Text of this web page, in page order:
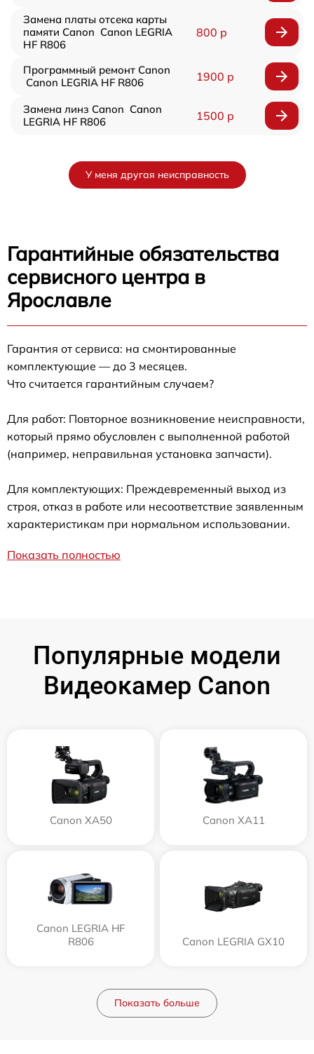
Замена платы отсека карты
памяти Canon Canon LEGRIA
HF R806
800 р
Программный ремонт Canon
Canon LEGRIA HF R806
1900 р
Замена линз Canon Canon
LEGRIA HF R806
1500 р
У меня другая неисправность
Гарантийные обязательства
сервисного центра в
Ярославле
Гарантия от сервиса: на смонтированные
комплектующие — до 3 месяцев.
Что считается гарантийным случаем?
Для работ: Повторное возникновение неисправности,
который прямо обусловлен с выполненной работой
(например, неправильная установка запчасти).
Для комплектующих: Преждевременный выход из
строя, отказ в работе или несоответствие заявленным
характеристикам при нормальном использовании.
Показать полностью
Популярные модели
Видеокамер Canon
Canon XA50 Canon XA11
Canon LEGRIA HF
R806
Canon LEGRIA GX10
Показать больше